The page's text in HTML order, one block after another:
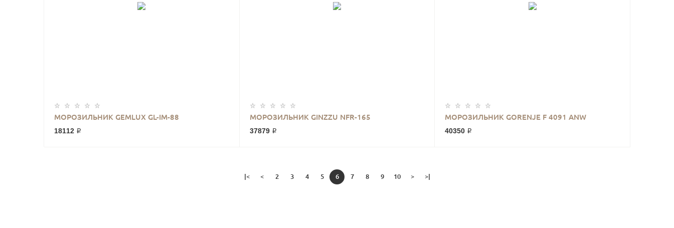
МОРОЗИЛЬНИК GEMLUX GL-IM-88
18112 ₽
МОРОЗИЛЬНИК GINZZU NFR-165
37879 ₽
МОРОЗИЛЬНИК GORENJE F 4091 ANW
40350 ₽
|< < 2 3 4 5 6 7 8 9 10 > >|